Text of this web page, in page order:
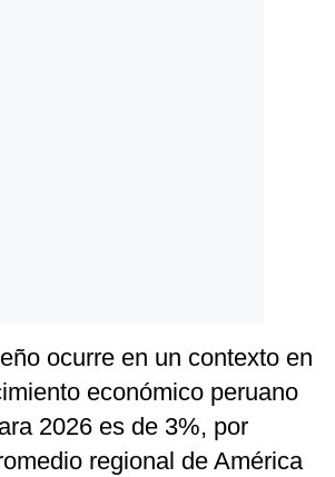
ocurre en un contexto en
económico peruano
2026 es de 3%, por
regional de América